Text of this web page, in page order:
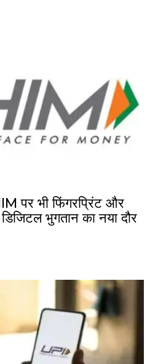
पर भी फिंगरप्रिंट और
भुगतान का नया दौर